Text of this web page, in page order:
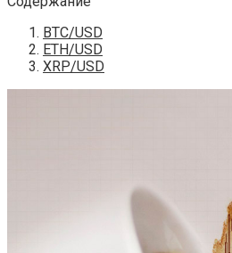
BTC/USD
ETH/USD
XRP/USD